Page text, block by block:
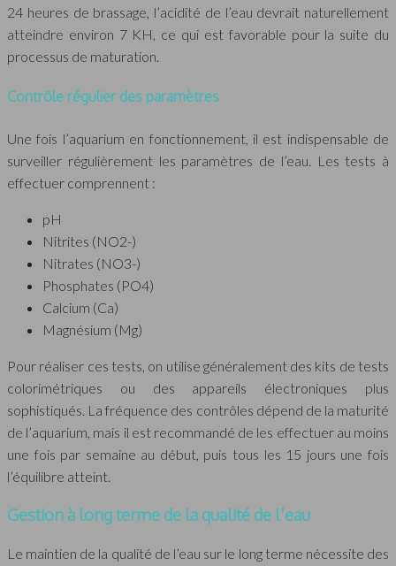
24 heures de brassage, l’acidité de l’eau devrait naturellement
atteindre environ 7 KH, ce qui est favorable pour la suite du
processus de maturation.
Contrôle régulier des paramètres
Une fois l’aquarium en fonctionnement, il est indispensable de
surveiller régulièrement les paramètres de l’eau. Les tests à
effectuer comprennent :
pH
Nitrites (NO2-)
Nitrates (NO3-)
Phosphates (PO4)
Calcium (Ca)
Magnésium (Mg)
Pour réaliser ces tests, on utilise généralement des kits de tests
colorimétriques ou des appareils électroniques plus
sophistiqués. La fréquence des contrôles dépend de la maturité
de l’aquarium, mais il est recommandé de les effectuer au moins
une fois par semaine au début, puis tous les 15 jours une fois
l’équilibre atteint.
Gestion à long terme de la qualité de l’eau
Le maintien de la qualité de l’eau sur le long terme nécessite des